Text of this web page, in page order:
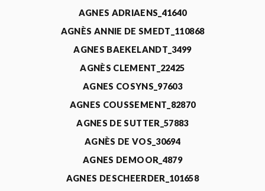
AGNES ADRIAENS_41640
AGNÈS ANNIE DE SMEDT_110868
AGNES BAEKELANDT_3499
AGNÈS CLEMENT_22425
AGNES COSYNS_97603
AGNES COUSSEMENT_82870
AGNES DE SUTTER_57883
AGNÈS DE VOS_30694
AGNES DEMOOR_4879
AGNES DESCHEERDER_101658